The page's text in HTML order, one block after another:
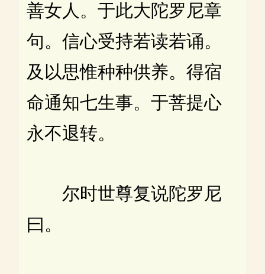
善女人。于此大陀罗尼章
句。信心受持若读若诵。
及以思惟种种供养。得宿
命通知七生事。于菩提心
永不退转。
尔时世尊复说陀罗尼
曰。